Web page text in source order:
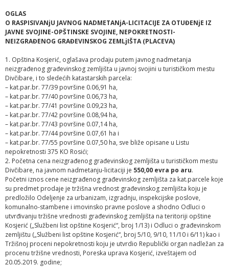
OGLAS
O RASPISIVANjU JAVNOG NADMETANjA-LICITACIJE ZA OTUĐENjE IZ
JAVNE SVOJINE-OPŠTINSKE SVOJINE, NEPOKRETNOSTI-
NEIZGRAĐENOG GRAĐEVINSKOG ZEMLjIŠTA (PLACEVA)
1. Opština Kosjerić, oglašava prodaju putem javnog nadmetanja
neizgrađenog građevinskog zemljišta u javnoj svojini u turističkom mestu
Divčibare, i to sledećih katastarskih parcela:
– kat.par.br. 77/39 površine 0.06,91 ha,
– kat.par.br. 77/40 površine 0.06,73 ha,
– kat.par.br. 77/41 površine 0.09,23 ha,
– kat.par.br. 77/42 površine 0.08,94 ha,
– kat.par.br. 77/43 površine 0.07,14 ha,
– kat.par.br. 77/44 površine 0.07,61 ha i
– kat.par.br. 77/55 površine 0.07,50 ha, sve bliže opisane u Listu
nepokretnosti 375 KO Rosići;
2. Početna cena neizgrađenog građevinskog zemljišta u turističkom mestu
Divčibare, na javnom nadmetanju-licitaciji je 550,00 evra po aru.
Početni iznos cene neizgrađenog građevinskog zemljišta za kat.parcele koje
su predmet prodaje je tržišna vrednost građevinskog zemljišta koju je
predložilo Odeljenje za urbanizam, izgradnju, inspekcijske poslove,
komunalno-stambene i imovinsko pravne poslove a shodno Odluci o
utvrđivanju tržišne vrednosti građevinskog zemljišta na teritoriji opštine
Kosjerić („Službeni list opštine Kosjerić“, broj 1/13) i Odluci o građevinskom
zemljištu („Službeni list opštine Kosjerić“, broj 5/10, 9/10, 11/10 i 6/11) kao i
Tržišnoj proceni nepokretnosti koju je utvrdio Republički organ nadležan za
procenu tržišne vrednosti, Poreska uprava Kosjerić, izveštajem od
20.05.2019. godine;